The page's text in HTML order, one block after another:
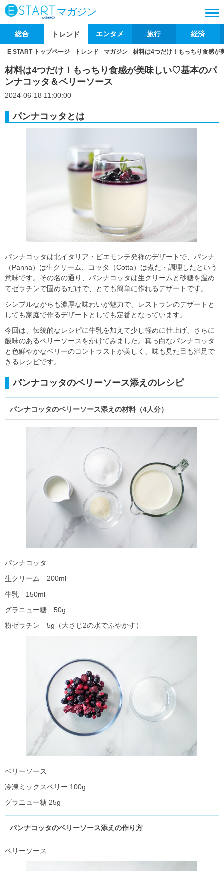
マガジン
総合 トレンド エンタメ 旅行 経済
E START トップページ トレンド マガジン 材料は4つだけ！もっちり食感
材料は4つだけ！もっちり食感が美味しい♡基本のパ
ンナコッタ＆ベリーソース
2024-06-18 11:00:00
パンナコッタとは
パンナコッタは北イタリア・ピエモンテ発祥のデザートで、パンナ
（Panna）は生クリーム、コッタ（Cotta）は煮た・調理したという
意味です。その名の通り、パンナコッタは生クリームと砂糖を温め
てゼラチンで固めるだけで、とても簡単に作れるデザートです。
シンプルながらも濃厚な味わいが魅力で、レストランのデザートと
しても家庭で作るデザートとしても定番となっています。
今回は、伝統的なレシピに牛乳を加えて少し軽めに仕上げ、さらに
酸味のあるベリーソースをかけてみました。真っ白なパンナコッタ
と色鮮やかなベリーのコントラストが美しく、味も見た目も満足で
きるレシピです。
パンナコッタのベリーソース添えのレシピ
パンナコッタのベリーソース添えの材料（4人分）
パンナコッタ
生クリーム 200ml
牛乳 150ml
グラニュー糖 50g
粉ゼラチン 5g（大さじ2の水でふやかす）
ベリーソース
冷凍ミックスベリー 100g
グラニュー糖 25g
パンナコッタのベリーソース添えの作り方
ベリーソース